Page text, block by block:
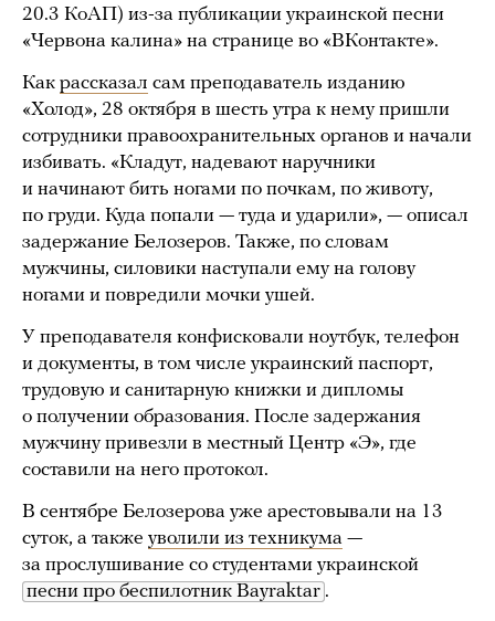
20.3 КоАП) из-за публикации украинской песни
«Червона калина» на странице во «ВКонтакте».
Как рассказал сам преподаватель изданию
«Холод», 28 октября в шесть утра к нему пришли
сотрудники правоохранительных органов и начали
избивать. «Кладут, надевают наручники
и начинают бить ногами по почкам, по животу,
по груди. Куда попали — туда и ударили», — описал
задержание Белозеров. Также, по словам
мужчины, силовики наступали ему на голову
ногами и повредили мочки ушей.
У преподавателя конфисковали ноутбук, телефон
и документы, в том числе украинский паспорт,
трудовую и санитарную книжки и дипломы
о получении образования. После задержания
мужчину привезли в местный Центр «Э», где
составили на него протокол.
В сентябре Белозерова уже арестовывали на 13
суток, а также уволили из техникума —
за прослушивание со студентами украинской
песни про беспилотник Bayraktar .